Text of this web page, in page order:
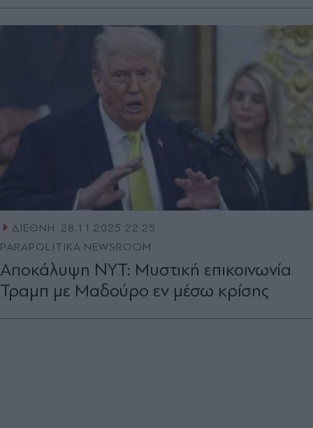
ΔΙΕΘΝΗ
28.11.2025 22:25
PARAPOLITIKA NEWSROOM
Αποκάλυψη NYT: Μυστική επικοινωνία
Τραμπ με Μαδούρο εν μέσω κρίσης